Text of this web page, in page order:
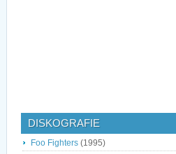
DISKOGRAFIE
Foo Fighters (1995)